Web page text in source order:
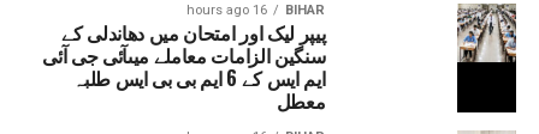
BIHAR
16 hours ago
پیپر لیک اور امتحان میں دھاندلی کے
سنگین الزامات معاملے میںآئی جی آئی
ایم ایس کے 6 ایم بی بی ایس طلبہ
معطل